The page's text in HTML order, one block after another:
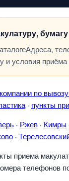
Адреса,
и условия
компании по
· пункты
· Ржев · Кимры
·
приема
телефонов